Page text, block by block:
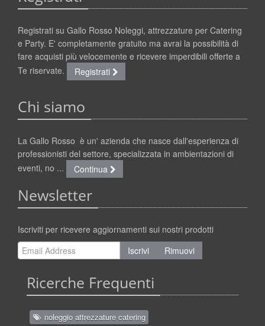
Registrati su Gallo Rosso Noleggi, attrezzature per Catering
e Party. E' completamente gratuito ma avrai la possibilità di
fare acquisti più velocemente e ricevere imperdibili offerte a
Te riservate.
Registrati
Chi siamo
La Gallo Rosso è un' azienda che nasce dall'esperienza di
professionisti del settore, specializzata in ambientazioni di
eventi, no ...
Continua
Newsletter
Iscriviti per ricevere aggiornamenti sui nostri prodotti
Iscrivi
Rimuovi
Ricerche Frequenti
noleggio attrezzature catering